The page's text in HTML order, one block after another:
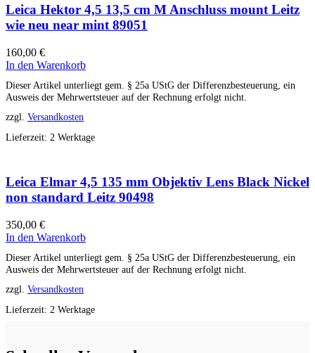
Leica Hektor 4,5 13,5 cm M Anschluss mount Leitz
wie neu near mint 89051
160,00 €
In den Warenkorb
Dieser Artikel unterliegt gem. § 25a UStG der Differenzbesteuerung, ein
Ausweis der Mehrwertsteuer auf der Rechnung erfolgt nicht.
zzgl. Versandkosten
Lieferzeit: 2 Werktage
Leica Elmar 4,5 135 mm Objektiv Lens Black Nickel
non standard Leitz 90498
350,00 €
In den Warenkorb
Dieser Artikel unterliegt gem. § 25a UStG der Differenzbesteuerung, ein
Ausweis der Mehrwertsteuer auf der Rechnung erfolgt nicht.
zzgl. Versandkosten
Lieferzeit: 2 Werktage